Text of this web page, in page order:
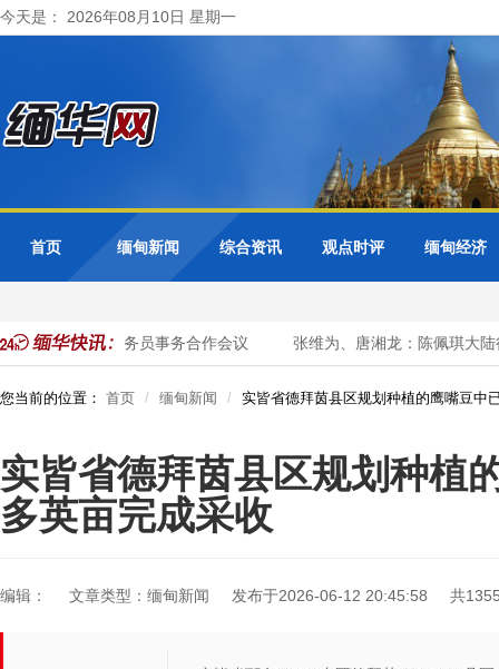
今天是： 2026年08月10日 星期一
首页 缅甸新闻 综合资讯 观点时评 缅甸经济
出席东盟+3公务员事务合作会议 张维为、唐湘龙：陈佩琪大陆
您当前的位置： 首页 缅甸新闻 实皆省德拜茵县区规划种植的鹰嘴豆中
实皆省德拜茵县区规划种植
多英亩完成采收
编辑： 文章类型：缅甸新闻 发布于2026-06-12 20:45:58 共